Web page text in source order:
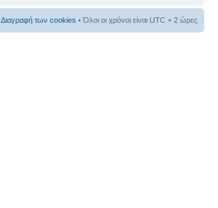
Διαγραφή των cookies • Όλοι οι χρόνοι είναι UTC + 2 ώρες